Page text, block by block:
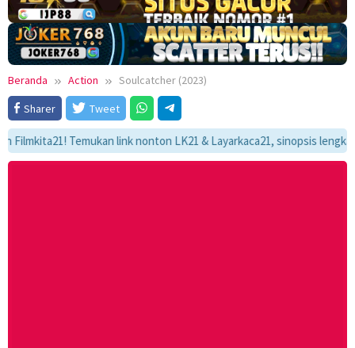
Beranda Action
Soulcatcher (2023)
Sharer
Tweet
Temukan link nonton LK21 & Layarkaca21, sinopsis